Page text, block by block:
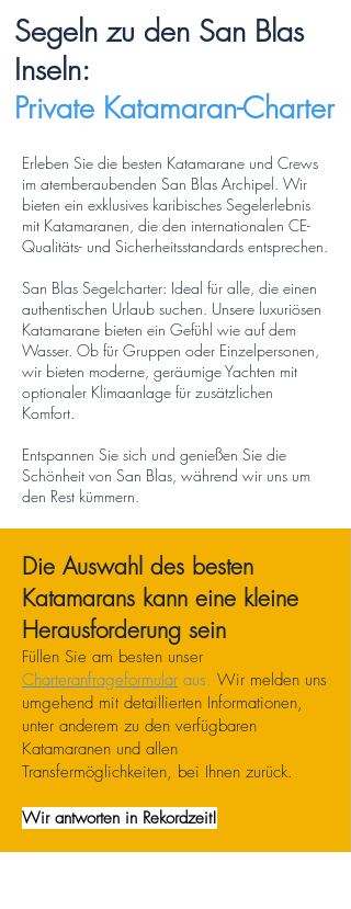
Segeln zu den San Blas
Inseln:
Private Katamaran-Charter
Erleben Sie die besten Katamarane und Crews
im atemberaubenden San Blas Archipel. Wir
bieten ein exklusives karibisches Segelerlebnis
mit Katamaranen, die den internationalen CE-
Qualitäts- und Sicherheitsstandards entsprechen.
San Blas Segelcharter: Ideal für alle, die einen
authentischen Urlaub suchen. Unsere luxuriösen
Katamarane bieten ein Gefühl wie auf dem
Wasser. Ob für Gruppen oder Einzelpersonen,
wir bieten moderne, geräumige Yachten mit
optionaler Klimaanlage für zusätzlichen
Komfort.
Entspannen Sie sich und genießen Sie die
Schönheit von San Blas, während wir uns um
den Rest kümmern.
Die Auswahl des besten
Katamarans kann eine kleine
Herausforderung sein
Füllen Sie am besten unser
Charteranfrageformular aus. Wir melden uns
umgehend mit detaillierten Informationen,
unter anderem zu den verfügbaren
Katamaranen und allen
Transfermöglichkeiten, bei Ihnen zurück.
Wir antworten in Rekordzeit!